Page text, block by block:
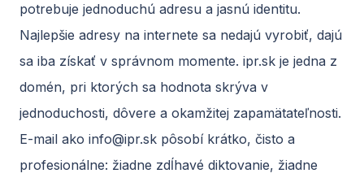
potrebuje jednoduchú adresu a jasnú identitu.
Najlepšie adresy na internete sa nedajú vyrobiť, dajú
sa iba získať v správnom momente. ipr.sk je jedna z
domén, pri ktorých sa hodnota skrýva v
jednoduchosti, dôvere a okamžitej zapamätateľnosti.
E-mail ako info@ipr.sk pôsobí krátko, čisto a
profesionálne: žiadne zdĺhavé diktovanie, žiadne